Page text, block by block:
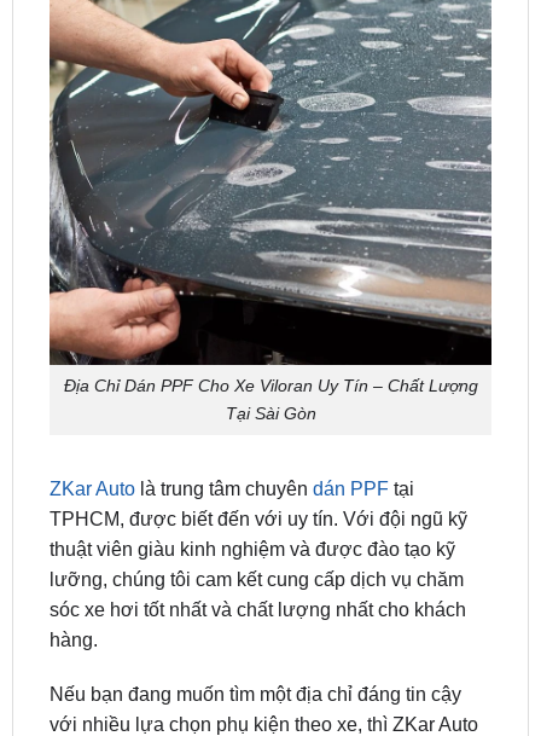
Địa Chỉ Dán PPF Cho Xe Viloran Uy Tín – Chất Lượng
Tại Sài Gòn
là trung tâm chuyêndán PPF
thuật viên giàu kinh nghiệm và được đào tạo kỹ
lưỡng, chúng tôi cam kết cung cấp dịch vụ chăm
sóc xe hơi tốt nhất và chất lượng nhất cho khách
hàng.
Nếu bạn đang muốn tìm một địa chỉ đáng tin cậy
chính là điểm đến lý tưởng dành cho bạn. Chúng
tôi là cửa hàng hàng đầu về các phụ kiện tiện ích,